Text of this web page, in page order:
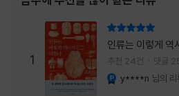
있고 무너지지
더 중요하다는
래서 읽는 내내
려 그 절제된 진
습니다. 책 곳곳
1
인류는 이렇게 역사가 되었
역사가 되었나>
추천 24건 댓글
y****n 님의 리